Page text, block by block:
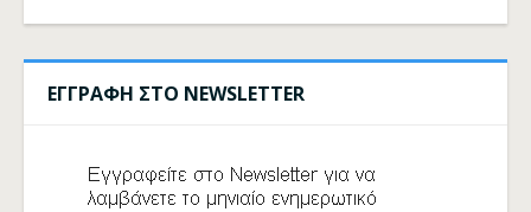
ΕΓΓΡΑΦΗ ΣΤΟ NEWSLETTER